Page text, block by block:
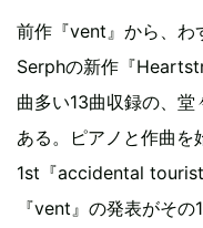
前作『vent』から、わ
Serphの新作『
曲多い13曲収録の、
ある。ピアノと作曲を
1st『accidental tourist
『vent』の発表がそ